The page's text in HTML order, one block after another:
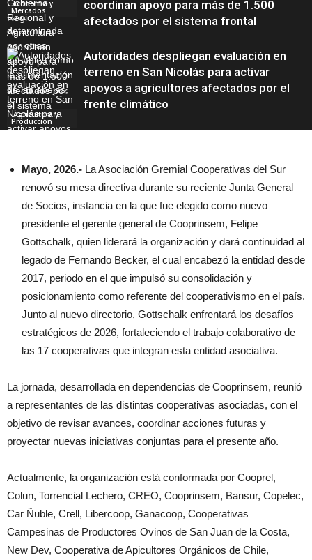
Economía y
Mercados
Agricultura y
Producción
coordinan apoyo para más de 1.500
afectados por el sistema frontal
Sostenibilidad y
Medio Ambiente
Autoridades despliegan evaluación en
terreno en San Nicolás para activar
apoyos a agricultores afectados por el
frente climático
Mayo, 2026.- La Asociación Gremial Cooperativas del Sur
renovó su mesa directiva durante su reciente Junta General
de Socios, instancia en la que fue elegido como nuevo
presidente el gerente general de Cooprinsem, Felipe
Gottschalk, quien liderará la organización y dará continuidad al
legado de Fernando Becker, el cual encabezó la entidad desde
2017, periodo en el que impulsó su consolidación y
posicionamiento como referente del cooperativismo en el país.
Junto al nuevo directorio, Gottschalk enfrentará los desafíos
estratégicos de 2026, fortaleciendo el trabajo colaborativo de
las 17 cooperativas que integran esta entidad asociativa.
La jornada, desarrollada en dependencias de Cooprinsem, reunió
a representantes de las distintas cooperativas asociadas, con el
objetivo de revisar avances, coordinar acciones futuras y
proyectar nuevas iniciativas conjuntas para el presente año.
Actualmente, la organización está conformada por Cooprel,
Colun, Torrencial Lechero, CREO, Cooprinsem, Bansur, Copelec,
Car Ñuble, Crell, Libercoop, Ganacoop, Cooperativas
Campesinas de Productores Ovinos de San Juan de la Costa,
New Dev, Cooperativa de Apicultores Orgánicos de Chile,